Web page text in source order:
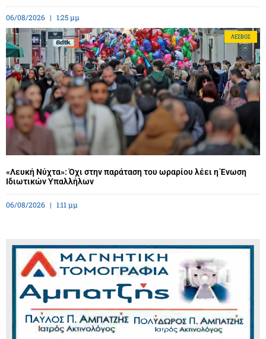
06/08/2026 1:25 μμ
ΛΈΣΒΟΣ
«Λευκή Νύχτα»: Όχι στην παράταση του ωραρίου λέει η Ένωση
Ιδιωτικών Υπαλλήλων
06/08/2026 1:11 μμ